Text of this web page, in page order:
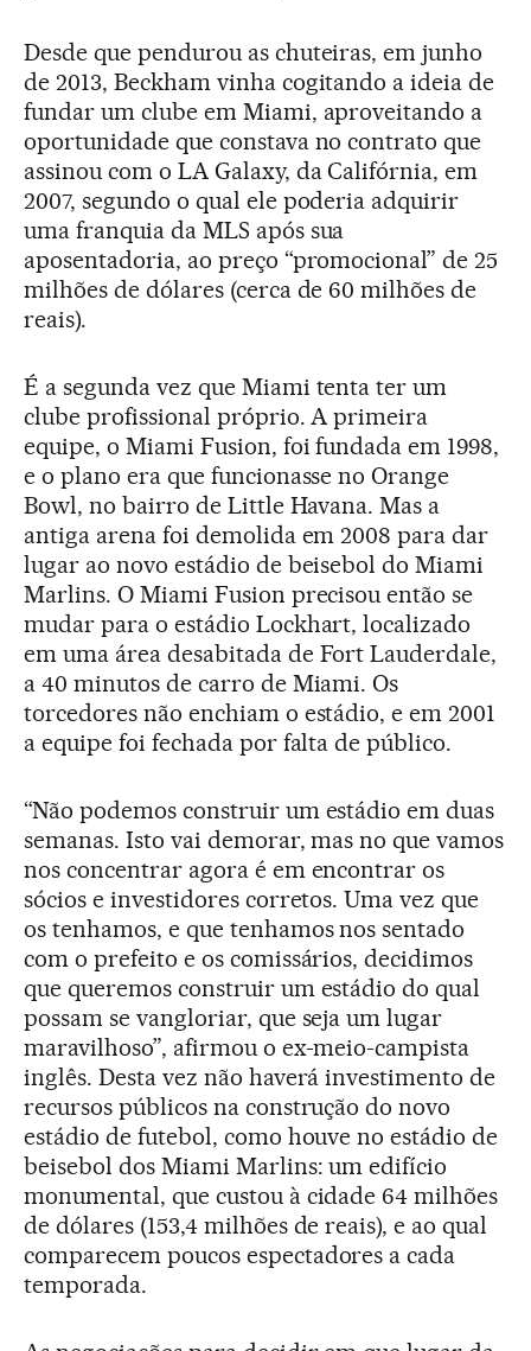
Desde que pendurou as chuteiras, em junho
de 2013, Beckham vinha cogitando a ideia de
fundar um clube em Miami, aproveitando a
oportunidade que constava no contrato que
assinou com o LA Galaxy, da Califórnia, em
2007, segundo o qual ele poderia adquirir
uma franquia da MLS após sua
aposentadoria, ao preço “promocional” de 25
milhões de dólares (cerca de 60 milhões de
reais).
É a segunda vez que Miami tenta ter um
clube profissional próprio. A primeira
equipe, o Miami Fusion, foi fundada em 1998,
e o plano era que funcionasse no Orange
Bowl, no bairro de Little Havana. Mas a
antiga arena foi demolida em 2008 para dar
lugar ao novo estádio de beisebol do Miami
Marlins. O Miami Fusion precisou então se
mudar para o estádio Lockhart, localizado
em uma área desabitada de Fort Lauderdale,
a 40 minutos de carro de Miami. Os
torcedores não enchiam o estádio, e em 2001
a equipe foi fechada por falta de público.
“Não podemos construir um estádio em duas
semanas. Isto vai demorar, mas no que vamos
nos concentrar agora é em encontrar os
sócios e investidores corretos. Uma vez que
os tenhamos, e que tenhamos nos sentado
com o prefeito e os comissários, decidimos
que queremos construir um estádio do qual
possam se vangloriar, que seja um lugar
maravilhoso”, afirmou o ex-meio-campista
inglês. Desta vez não haverá investimento de
recursos públicos na construção do novo
estádio de futebol, como houve no estádio de
beisebol dos Miami Marlins: um edifício
monumental, que custou à cidade 64 milhões
de dólares (153,4 milhões de reais), e ao qual
comparecem poucos espectadores a cada
temporada.